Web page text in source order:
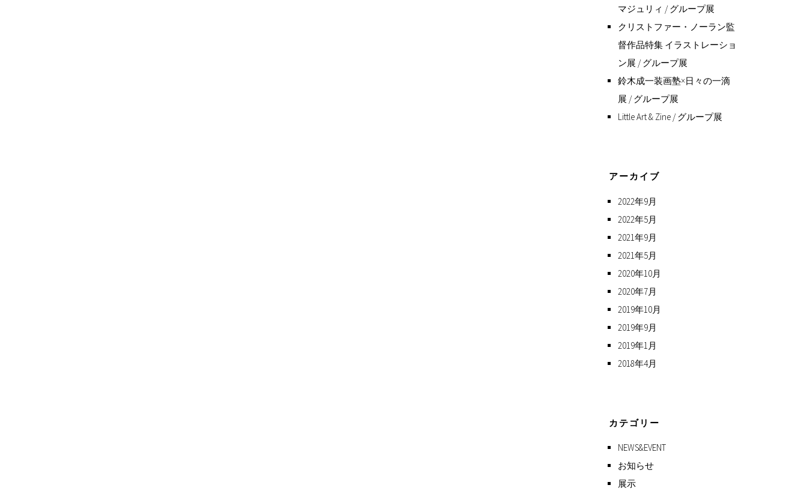
マジュリィ / グループ展
クリストファー・ノーラン監
督作品特集 イラストレーショ
ン展 / グループ展
鈴木成一装画塾×日々の一滴
展 / グループ展
Little Art & Zine / グループ展
アーカイブ
2022年9月
2022年5月
2021年9月
2021年5月
2020年10月
2020年7月
2019年10月
2019年9月
2019年1月
2018年4月
カテゴリー
NEWS&EVENT
お知らせ
展示